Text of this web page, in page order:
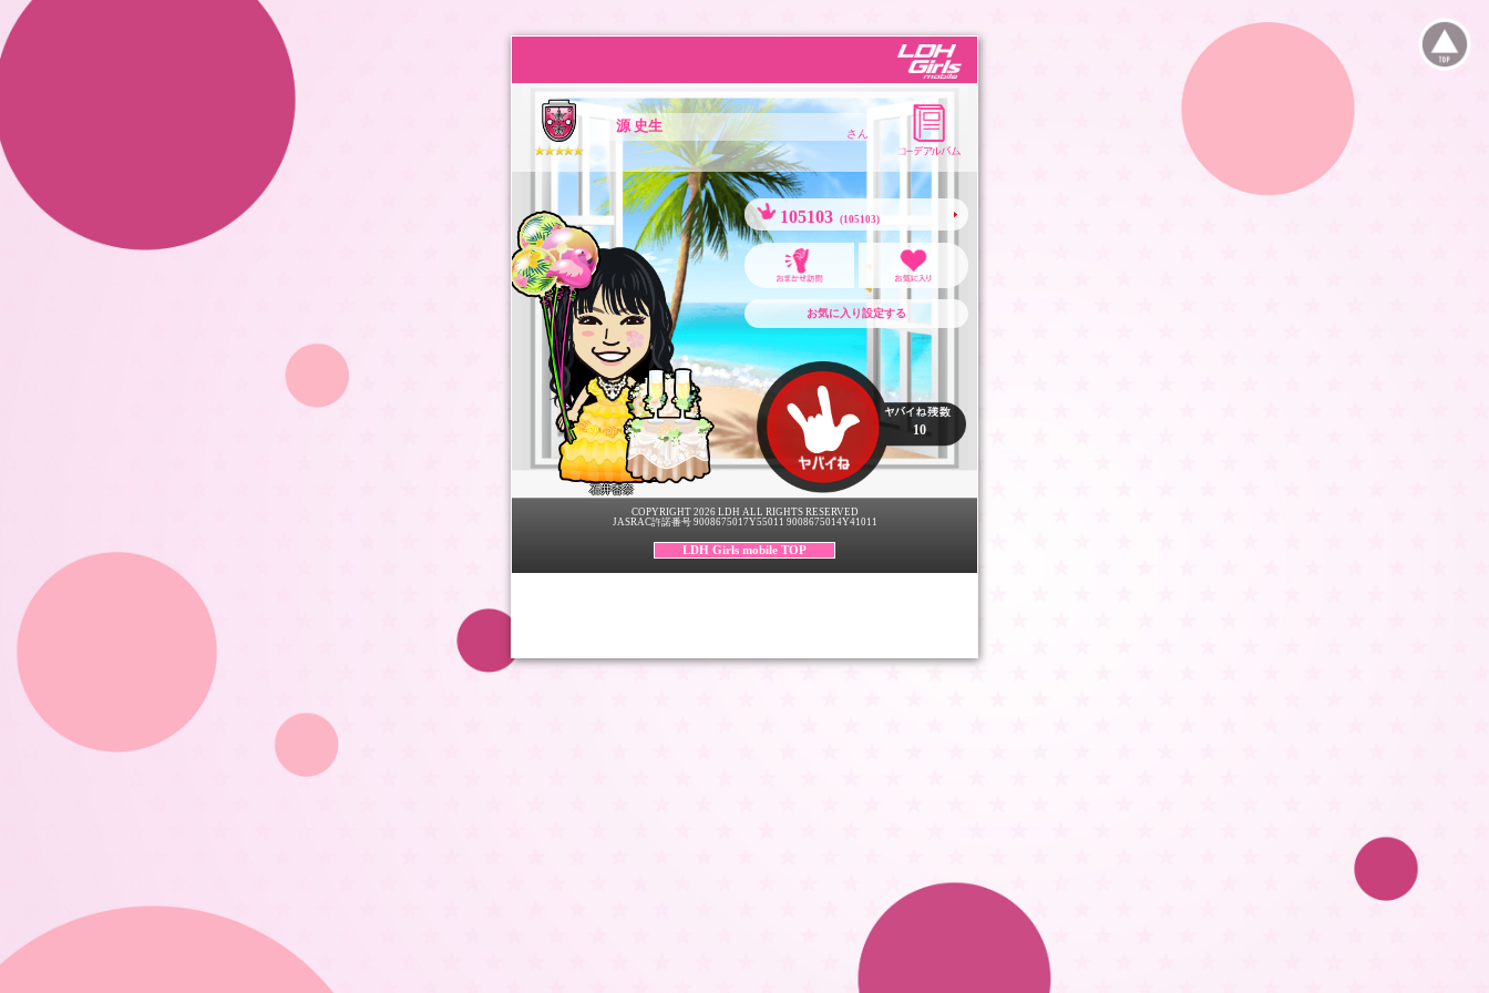
源 史生 さん
石井杏奈
105103 (105103)
お気に入り設定する
10
COPYRIGHT 2026 LDH ALL RIGHTS RESERVED
JASRAC許諾番号 9008675017Y55011 9008675014Y41011
LDH Girls mobile TOP